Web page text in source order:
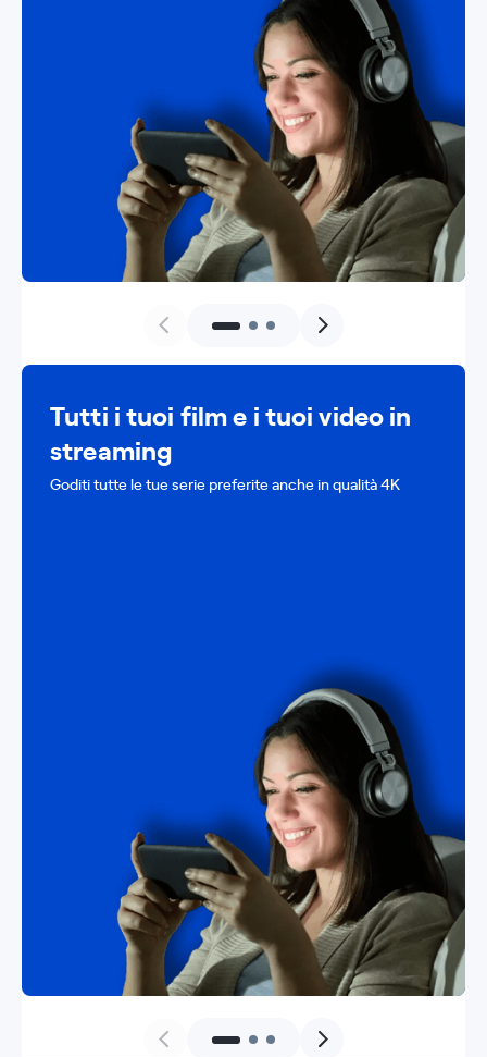
Tutti i tuoi film e i tuoi video in
streaming
Goditi tutte le tue serie preferite anche in qualità 4K